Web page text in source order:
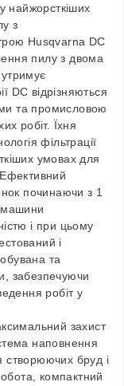
найжорсткіших
з
Husqvarna DC
пилу з двома
DC відрізняються
та промисловою
робіт. Їхня
фільтрації
умовах для
починаючи з 1
машини
і при цьому
і
та
забезпечуючи
робіт у
захист
наповнення
створюючих бруд і
компактний